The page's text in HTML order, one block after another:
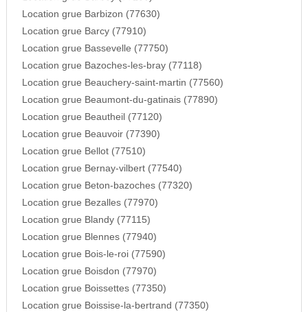
Location grue Barbizon (77630)
Location grue Barcy (77910)
Location grue Bassevelle (77750)
Location grue Bazoches-les-bray (77118)
Location grue Beauchery-saint-martin (77560)
Location grue Beaumont-du-gatinais (77890)
Location grue Beautheil (77120)
Location grue Beauvoir (77390)
Location grue Bellot (77510)
Location grue Bernay-vilbert (77540)
Location grue Beton-bazoches (77320)
Location grue Bezalles (77970)
Location grue Blandy (77115)
Location grue Blennes (77940)
Location grue Bois-le-roi (77590)
Location grue Boisdon (77970)
Location grue Boissettes (77350)
Location grue Boissise-la-bertrand (77350)